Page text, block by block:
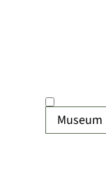
Museum